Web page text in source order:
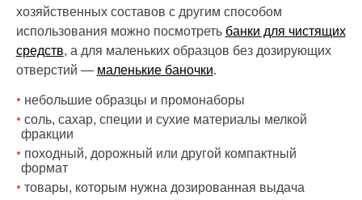
хозяйственных составов с другим способом
использования можно посмотреть банки для чистящих
средств, а для маленьких образцов без дозирующих
отверстий — маленькие баночки.
небольшие образцы и промонаборы
соль, сахар, специи и сухие материалы мелкой
фракции
походный, дорожный или другой компактный
формат
товары, которым нужна дозированная выдача